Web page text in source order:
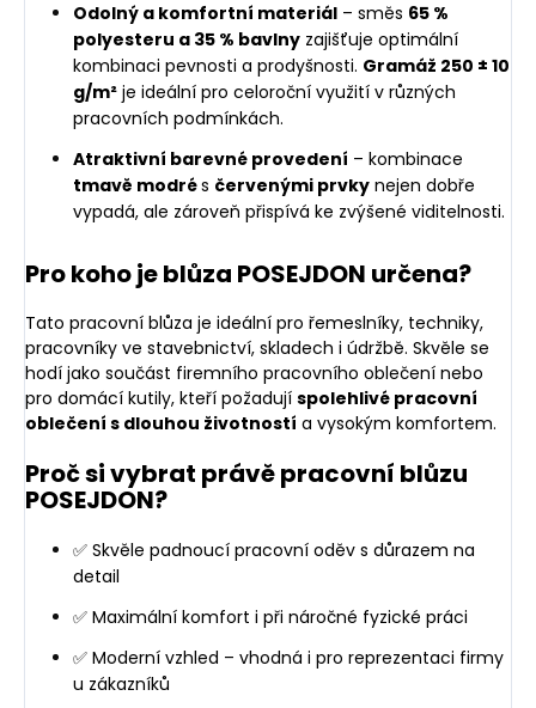
Odolný a komfortní materiál – směs 65 %
polyesteru a 35 % bavlny zajišťuje optimální
kombinaci pevnosti a prodyšnosti. Gramáž 250 ± 10
g/m² je ideální pro celoroční využití v různých
pracovních podmínkách.
Atraktivní barevné provedení – kombinace
tmavě modrés červenými prvky nejen dobře
vypadá, ale zároveň přispívá ke zvýšené viditelnosti.
Pro koho je blůza POSEJDON určena?
Tato pracovní blůza je ideální pro řemeslníky, techniky,
pracovníky ve stavebnictví, skladech i údržbě. Skvěle se
hodí jako součást firemního pracovního oblečení nebo
pro domácí kutily, kteří požadují spolehlivé pracovní
oblečení s dlouhou životností a vysokým komfortem.
Proč si vybrat právě pracovní blůzu
POSEJDON?
✅ Skvěle padnoucí pracovní oděv s důrazem na
detail
✅ Maximální komfort i při náročné fyzické práci
✅ Moderní vzhled – vhodná i pro reprezentaci firmy
u zákazníků